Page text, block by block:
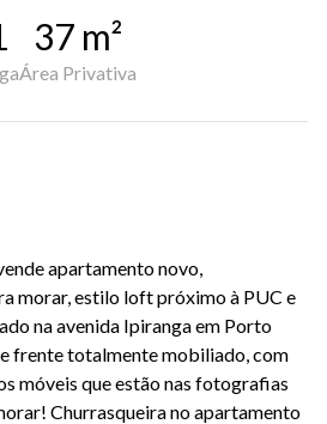
37 m²
Área Privativa
apartamento novo,
morar, estilo loft próximo à PUC e
na avenida Ipiranga em Porto
frente totalmente mobiliado, com
móveis que estão nas fotografias
Churrasqueira no apartamento